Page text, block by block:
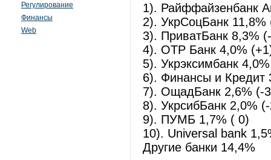
Регулирование
Финансы
Web
1). Райффайзенбанк
2). УкрСоцБанк 11,8%
3). ПриватБанк 8,3%
4). ОТР Банк 4,0%
5). Укрэксимбанк
6). Финансы и Кредит
7). ОщадБанк 2,6% (-
8). УкрсибБанк 2,0%
9). ПУМБ 1,7% ( 0)
10). Universal bank
Другие банки 14,4%